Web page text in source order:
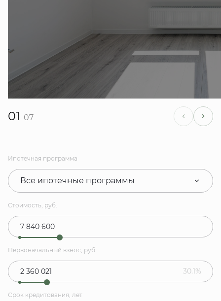
01 07
Ипотечная программа
Все ипотечные программы
Стоимость, руб.
Первоначальный взнос, руб.
30.1%
Срок кредитования, лет